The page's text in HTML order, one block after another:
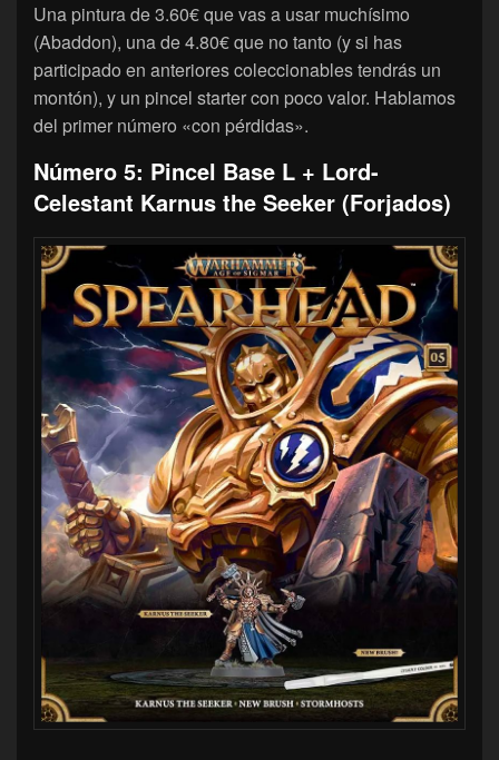
Una pintura de 3.60€ que vas a usar muchísimo
(Abaddon), una de 4.80€ que no tanto (y si has
participado en anteriores coleccionables tendrás un
montón), y un pincel starter con poco valor. Hablamos
del primer número «con pérdidas».
Número 5: Pincel Base L + Lord-
Celestant Karnus the Seeker (Forjados)